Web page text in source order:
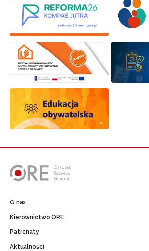
O nas
Kierownictwo ORE
Patronaty
Aktualności